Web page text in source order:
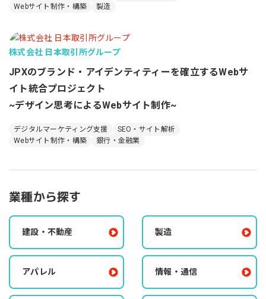
Webサイト制作・構築
製造
株式会社 日本取引所グループ
JPXのブランド・アイデンティティーを確立するWebサ
イト統合プロジェクト
~デザイン思考によるWebサイト制作~
デジタルマーケティング支援
SEO・サイト解析
Webサイト制作・構築
銀行・金融業
業種から探す
建設・不動産 製造
アパレル 情報・通信